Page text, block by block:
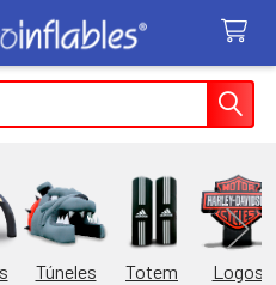
Túneles Totem Logos